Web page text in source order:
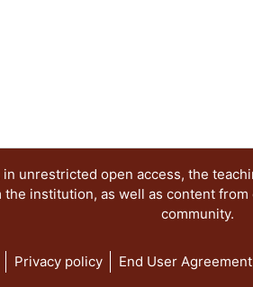
unrestricted open access, the
institution, as well as content
community.
Privacy policy End User Agreement